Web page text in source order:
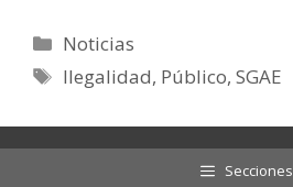
Categorías
Noticias
Etiquetas
Ilegalidad, Público,SGAE
Secciones